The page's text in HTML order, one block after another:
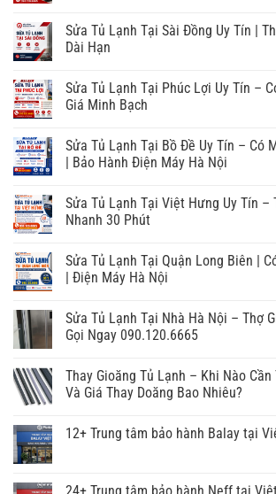
Sửa Tủ Lạnh Tại Sài Đồng Uy Tín |
Dài Hạn
Sửa Tủ Lạnh Tại Phúc Lợi Uy Tín –
Giá Minh Bạch
Sửa Tủ Lạnh Tại Bồ Đề Uy Tín – Có
| Bảo Hành Điện Máy Hà Nội
Sửa Tủ Lạnh Tại Việt Hưng Uy Tín –
Nhanh 30 Phút
Sửa Tủ Lạnh Tại Quận Long Biên |
| Điện Máy Hà Nội
Sửa Tủ Lạnh Tại Nhà Hà Nội – Thợ
Gọi Ngay 090.120.6665
Thay Gioăng Tủ Lạnh – Khi Nào Cần
Và Giá Thay Doăng Bao Nhiêu?
12+ Trung tâm bảo hành Balay tại